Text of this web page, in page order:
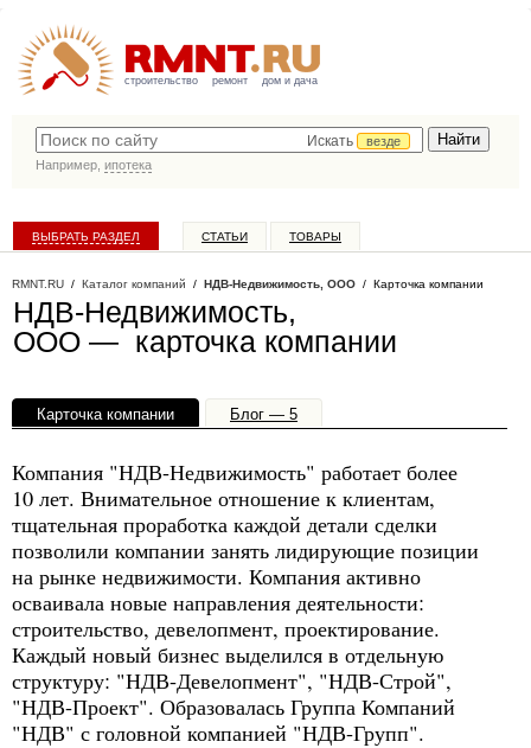
строительство ремонт дом и дача
Искать
везде
Например, ипотека
ВЫБРАТЬ РАЗДЕЛ СТАТЬИ ТОВАРЫ
RMNT.RU / Каталог компаний / НДВ-Недвижимость, ООО / Карточка компании
НДВ-Недвижимость,
ООО — карточка компании
Карточка компании
Блог — 5
Компания "НДВ-Недвижимость" работает более
10 лет. Внимательное отношение к клиентам,
тщательная проработка каждой детали сделки
позволили компании занять лидирующие позиции
на рынке недвижимости. Компания активно
осваивала новые направления деятельности:
строительство, девелопмент, проектирование.
Каждый новый бизнес выделился в отдельную
структуру: "НДВ-Девелопмент", "НДВ-Строй",
"НДВ-Проект". Образовалась Группа Компаний
"НДВ" с головной компанией "НДВ-Групп".